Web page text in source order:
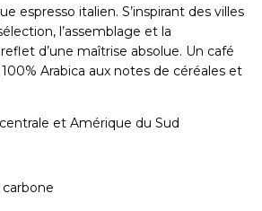
espresso italien. S’inspirant des villes
l’assemblage et la
d’une maîtrise absolue. Un café
Arabica aux notes de céréales et
et Amérique du Sud